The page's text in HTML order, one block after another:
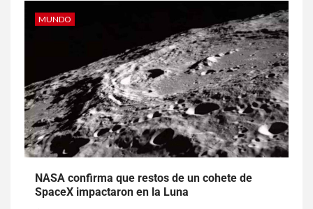
MUNDO
NASA confirma que restos de un cohete de
SpaceX impactaron en la Luna